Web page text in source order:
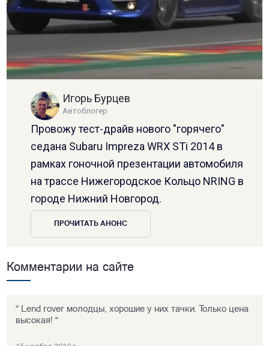
Игорь Бурцев
Автоблогер
Провожу тест-драйв нового "горячего"
седана Subaru Impreza WRX STi 2014 в
рамках гоночной презентации автомобиля
на трассе Нижегородское Кольцо NRING в
городе Нижний Новгород.
ПРОЧИТАТЬ АНОНС
Комментарии на сайте
“ Lend rover молодцы, хорошие у них тачки. Только цена
высокая! “